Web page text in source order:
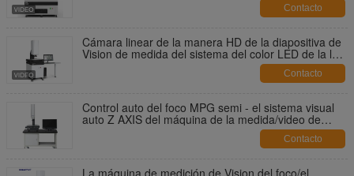
Contacto
Cámara linear de la manera HD de la diapositiva de
Vision de medida del sistema del color LED de la luz
Contacto
Control auto del foco MPG semi - el sistema visual
auto Z AXIS del máquina de la medida/video de
Contacto
La máquina de medición de Vision del foco/el